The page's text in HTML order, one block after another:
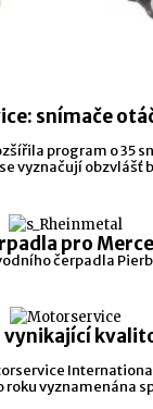
snímače
program o 35
vyznačují obzvlášť
pro
čerpadla
vyznamenána